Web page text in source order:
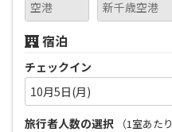
宿泊
チェックイン
10月5日(月)
旅行者人数の選択
（1室あたり